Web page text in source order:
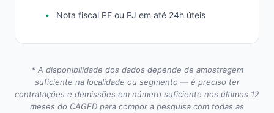
Nota fiscal PF ou PJ em até 24h úteis
* A disponibilidade dos dados depende de amostragem
suficiente na localidade ou segmento — é preciso ter
contratações e demissões em número suficiente nos últimos 12
meses do CAGED para compor a pesquisa com todas as